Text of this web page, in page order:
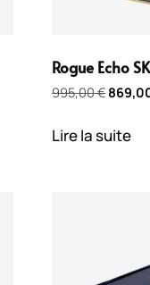
Rogue Echo
995,00€
Lire la suite